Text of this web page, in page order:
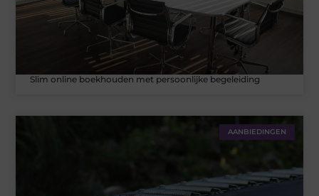
Slim online boekhouden met persoonlijke begeleiding
AANBIEDINGEN